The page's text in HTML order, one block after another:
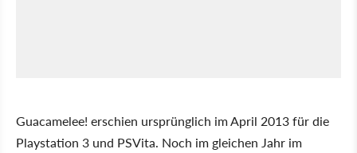
Guacamelee! erschien ursprünglich im April 2013 für die
Playstation 3 und PSVita. Noch im gleichen Jahr im